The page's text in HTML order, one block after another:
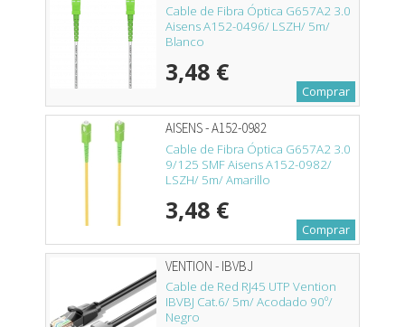
Cable de Fibra Óptica G657A2 3.0
Aisens A152-0496/ LSZH/ 5m/
Blanco
3,48 €
Comprar
AISENS - A152-0982
Cable de Fibra Óptica G657A2 3.0
9/125 SMF Aisens A152-0982/
LSZH/ 5m/ Amarillo
3,48 €
Comprar
VENTION - IBVBJ
Cable de Red RJ45 UTP Vention
IBVBJ Cat.6/ 5m/ Acodado 90º/
Negro